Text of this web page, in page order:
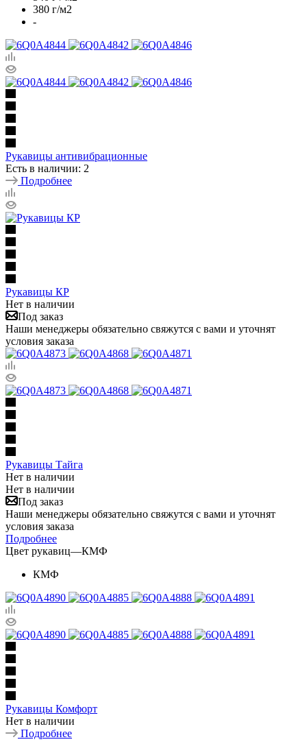
380 г/м2
-
Рукавицы антивибрационные
Есть в наличии: 2
Подробнее
Рукавицы КР
Нет в наличии
Под заказ
Наши менеджеры обязательно свяжутся с вами и уточнят
условия заказа
Рукавицы Тайга
Нет в наличии
Нет в наличии
Под заказ
Наши менеджеры обязательно свяжутся с вами и уточнят
условия заказа
Подробнее
Цвет рукавиц—КМФ
КМФ
Рукавицы Комфорт
Нет в наличии
Подробнее